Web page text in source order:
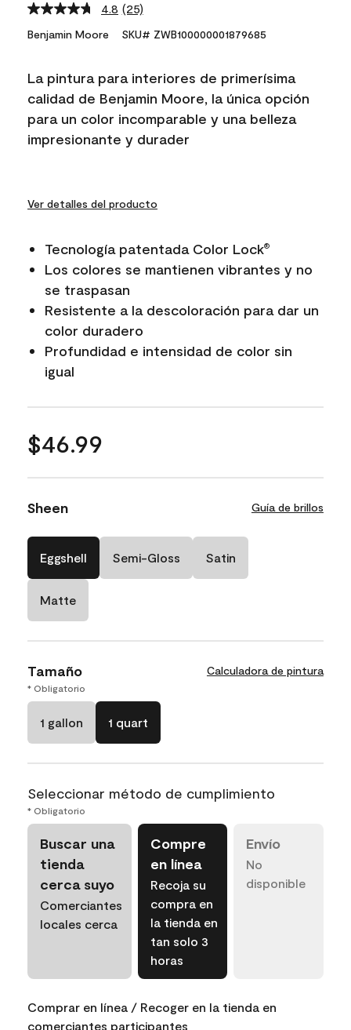
4.8 Read
25
Reviews.
link.
(25)
Benjamin Moore SKU# ZWB100000001879685
La pintura para interiores de primerísima
calidad de Benjamin Moore, la única opción
para un color incomparable y una belleza
impresionante y durader
Ver detalles del producto
Tecnología patentada Color Lock®
Los colores se mantienen vibrantes y no
se traspasan
Resistente a la descoloración para dar un
color duradero
Profundidad e intensidad de color sin
igual
$46.99
Sheen Guía de brillos
Eggshell Semi-Gloss Satin
Matte
Tamaño Calculadora de pintura
* Obligatorio
1 gallon 1 quart
Seleccionar método de cumplimiento
* Obligatorio
Buscar una
tienda
cerca suyo
Comerciantes
locales cerca
Compre
en línea
Recoja su
compra en
la tienda en
tan solo 3
horas
Envío
No
disponible
Comprar en línea / Recoger en la tienda en
comerciantes participantes